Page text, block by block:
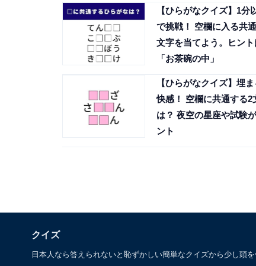
【ひらがなクイズ】1分
で挑戦！ 空欄に入る共
文字を当てよう。ヒント
「お茶碗の中」
【ひらがなクイズ】埋ま
快感！ 空欄に共通する2
は？ 夜空の星座や試験
ント
クイズ
日本人なら答えられないと恥ずかしい簡単なクイズから少し頭